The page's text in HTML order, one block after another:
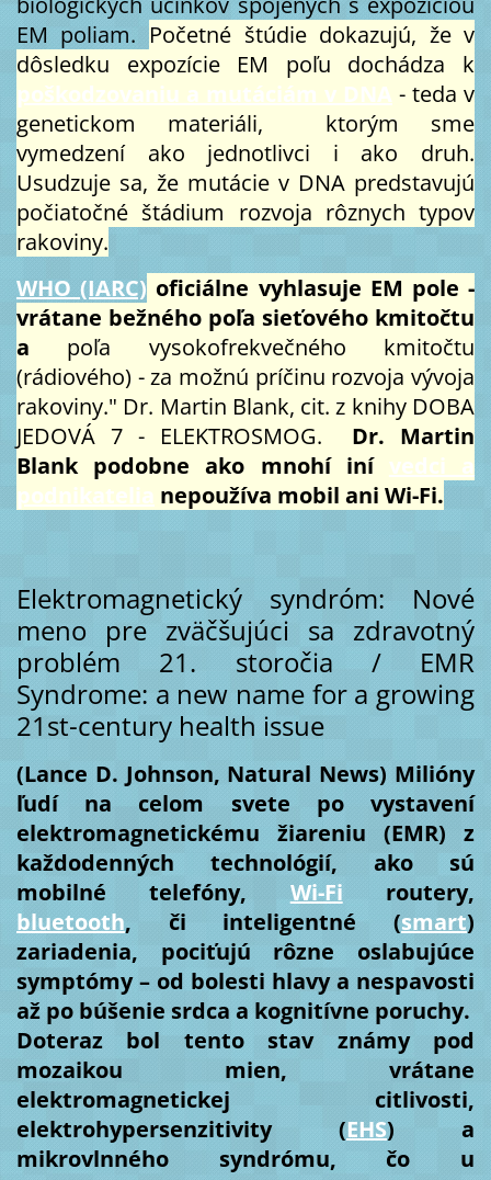
EM poliam. Početné štúdie dokazujú, že v
dôsledku expozície EM poľu dochádza k
poškodzovaniu a mutáciám v DNA - teda v
genetickom materiáli, ktorým sme
vymedzení ako jednotlivci i ako druh.
Usudzuje sa, že mutácie v DNA predstavujú
počiatočné štádium rozvoja rôznych typov
rakoviny.
WHO (IARC) oficiálne vyhlasuje EM pole -
vrátane bežného poľa sieťového kmitočtu
a poľa vysokofrekvečného kmitočtu
(rádiového) - za možnú príčinu rozvoja vývoja
rakoviny." Dr. Martin Blank, cit. z knihy DOBA
JEDOVÁ 7 - ELEKTROSMOG.
Dr. Martin
Blank podobne ako mnohí iní vedci a
podnikatelia nepoužíva mobil ani Wi-Fi.
Elektromagnetický syndróm: Nové
meno pre zväčšujúci sa zdravotný
problém 21. storočia / EMR
Syndrome: a new name for a growing
21st-century health issue
(Lance D. Johnson, Natural News) Milióny
ľudí na celom svete po vystavení
elektromagnetickému žiareniu (EMR) z
každodenných technológií, ako sú
mobilné telefóny, Wi-Fi routery,
bluetooth, či inteligentné (smart)
zariadenia, pociťujú rôzne oslabujúce
symptómy – od bolesti hlavy a nespavosti
až po búšenie srdca a kognitívne poruchy.
Doteraz bol tento stav známy pod
mozaikou mien, vrátane
elektromagnetickej citlivosti,
elektrohypersenzitivity (EHS) a
mikrovlnného syndrómu, čo u